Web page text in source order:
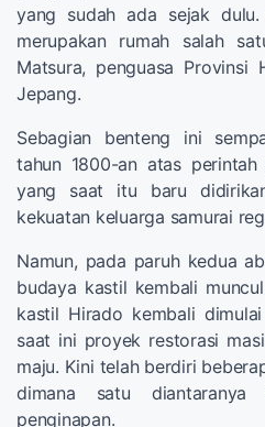
yang sudah ada sejak
merupakan rumah salah
Matsura, penguasa Provinsi
Jepang.
Sebagian benteng ini
tahun 1800-an atas
yang saat itu baru
kekuatan keluarga samurai
Namun, pada paruh kedua
budaya kastil kembali
kastil Hirado kembali
saat ini proyek restorasi
maju. Kini telah berdiri
dimana satu diantaranya
penginapan.